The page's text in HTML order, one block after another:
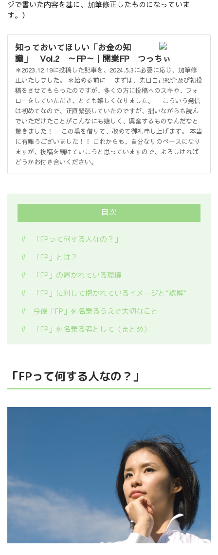
ジで書いた内容を基に、加筆修正したものになっていま
す。）
知っておいてほしい「お金の知
識」 Vol.2 ～FP～｜開業FP つっちぃ
＊2023.12.19に投稿した記事を、2024.5.3に必要に応じ、加筆修
正いたしました。 ＊始める前に まずは、先日自己紹介及び初投
稿をさせてもらったのですが、多くの方に投稿へのスキや、フォ
ローをしていただき、とても嬉しくなりました。 こういう発信
は初めてなので、正直緊張していたのですが、拙いながらも読ん
でいただけたことがこんなにも嬉しく、興奮するものなんだなと
驚きました！ この場を借りて、改めて御礼申し上げます。 本当
に有難うございました！！ これからも、自分なりのペースになり
ますが、投稿を続けていこうと思っていますので、よろしければ
どうかお付き合いください。
目次
「FPって何する人なの？」
「FP」とは？
「FP」の置かれている環境
「FP」に対して抱かれているイメージと”誤解”
今後「FP」を名乗るうえで大切なこと
「FP」を名乗る者として（まとめ）
「FPって何する人なの？」